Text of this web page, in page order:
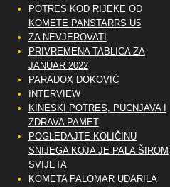
POTRES KOD RIJEKE OD
KOMETE PANSTARRS U5
ZA NEVJEROVATI
PRIVREMENA TABLICA ZA
JANUAR 2022
PARADOX ĐOKOVIĆ
INTERVIEW
KINESKI POTRES, PUCNJAVA I
ZDRAVA PAMET
POGLEDAJTE KOLIČINU
SNIJEGA KOJA JE PALA ŠIROM
SVIJETA
KOMETA PALOMAR UDARILA